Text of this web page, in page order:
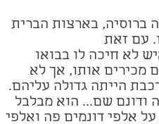
ברוסיה, בארצות הברית
עם זאת
לא חיכה לו בבואו
מכירים אותו, אך לא
הייתה גדולה עליהם.
ודונם שם... הוא מבלבל
אלפי דונמים פה ואלפי